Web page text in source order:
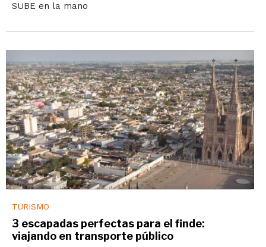
SUBE en la mano
TURISMO
3 escapadas perfectas para el finde:
viajando en transporte público